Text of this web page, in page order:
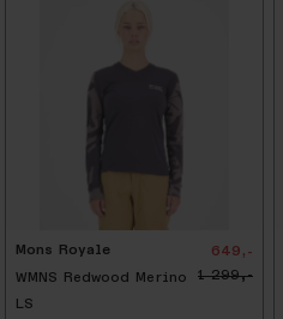
Mons Royale
WMNS Redwood Merino
LS
649,-
1 299,-